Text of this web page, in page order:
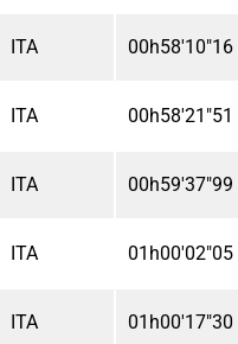
ITA 00h58'10"16
ITA 00h58'21"51
ITA 00h59'37"99
ITA 01h00'02"05
ITA 01h00'17"30